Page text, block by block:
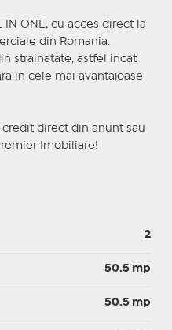
ONE, cu acces direct la
din Romania.
strainatate, astfel incat
in cele mai avantajoase
direct din anunt sau
Imobiliare!
2
50.5 mp
50.5 mp